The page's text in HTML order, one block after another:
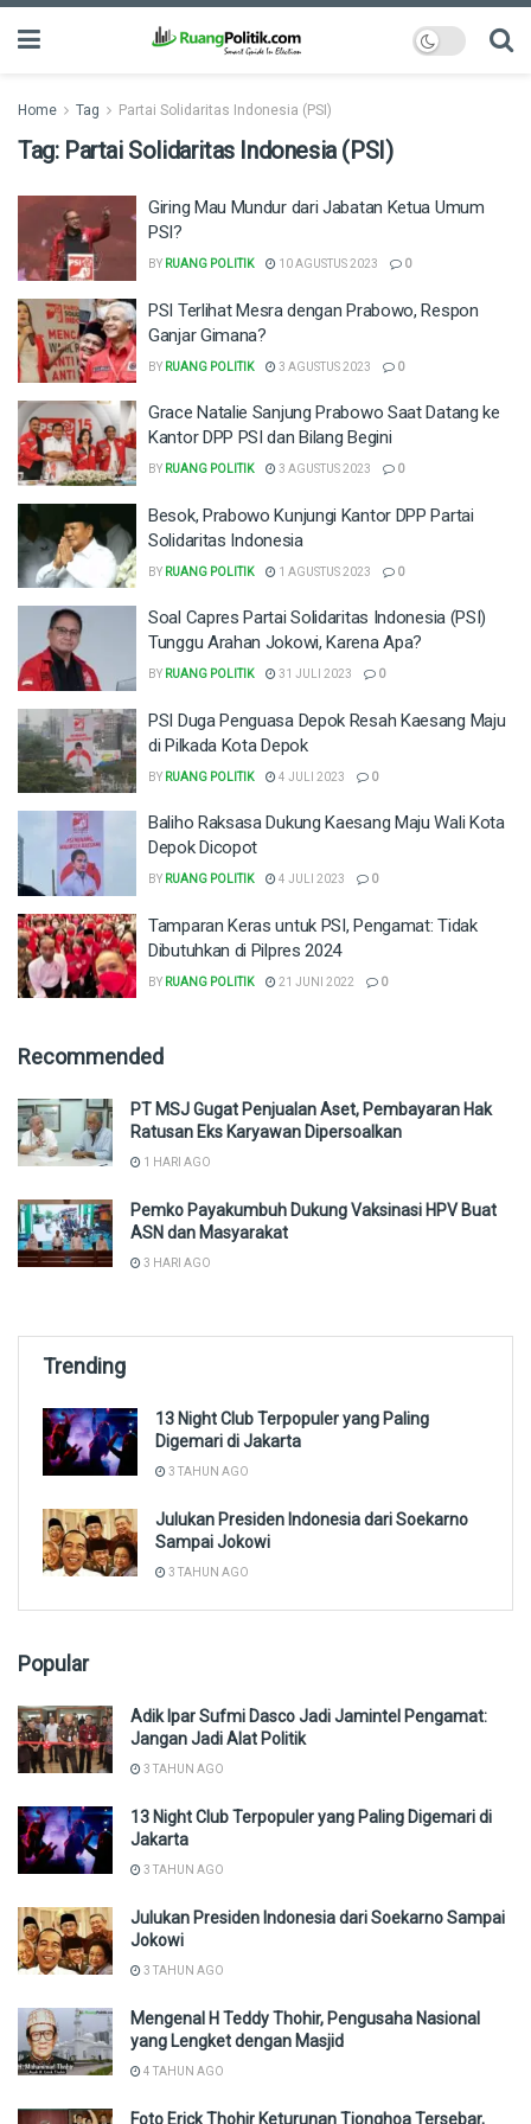
Home Tag Partai Solidaritas Indonesia (PSI)
Tag: Partai Solidaritas Indonesia (PSI)
Giring Mau Mundur dari Jabatan Ketua Umum
PSI?
BY RUANG POLITIK 10 AGUSTUS 2023 0
PSI Terlihat Mesra dengan Prabowo, Respon
Ganjar Gimana?
BY RUANG POLITIK 3 AGUSTUS 2023 0
Grace Natalie Sanjung Prabowo Saat Datang ke
Kantor DPP PSI dan Bilang Begini
BY RUANG POLITIK 3 AGUSTUS 2023 0
Besok, Prabowo Kunjungi Kantor DPP Partai
Solidaritas Indonesia
BY RUANG POLITIK 1 AGUSTUS 2023 0
Soal Capres Partai Solidaritas Indonesia (PSI)
Tunggu Arahan Jokowi, Karena Apa?
BY RUANG POLITIK 31 JULI 2023 0
PSI Duga Penguasa Depok Resah Kaesang Maju
di Pilkada Kota Depok
BY RUANG POLITIK 4 JULI 2023 0
Baliho Raksasa Dukung Kaesang Maju Wali Kota
Depok Dicopot
BY RUANG POLITIK 4 JULI 2023 0
Tamparan Keras untuk PSI, Pengamat: Tidak
Dibutuhkan di Pilpres 2024
BY RUANG POLITIK 21 JUNI 2022 0
Recommended
PT MSJ Gugat Penjualan Aset, Pembayaran Hak
Ratusan Eks Karyawan Dipersoalkan
1 HARI AGO
Pemko Payakumbuh Dukung Vaksinasi HPV Buat
ASN dan Masyarakat
3 HARI AGO
Trending
13 Night Club Terpopuler yang Paling
Digemari di Jakarta
3 TAHUN AGO
Julukan Presiden Indonesia dari Soekarno
Sampai Jokowi
3 TAHUN AGO
Popular
Adik Ipar Sufmi Dasco Jadi Jamintel Pengamat:
Jangan Jadi Alat Politik
3 TAHUN AGO
13 Night Club Terpopuler yang Paling Digemari di
Jakarta
3 TAHUN AGO
Julukan Presiden Indonesia dari Soekarno Sampai
Jokowi
3 TAHUN AGO
Mengenal H Teddy Thohir, Pengusaha Nasional
yang Lengket dengan Masjid
4 TAHUN AGO
Foto Erick Thohir Keturunan Tionghoa Tersebar,